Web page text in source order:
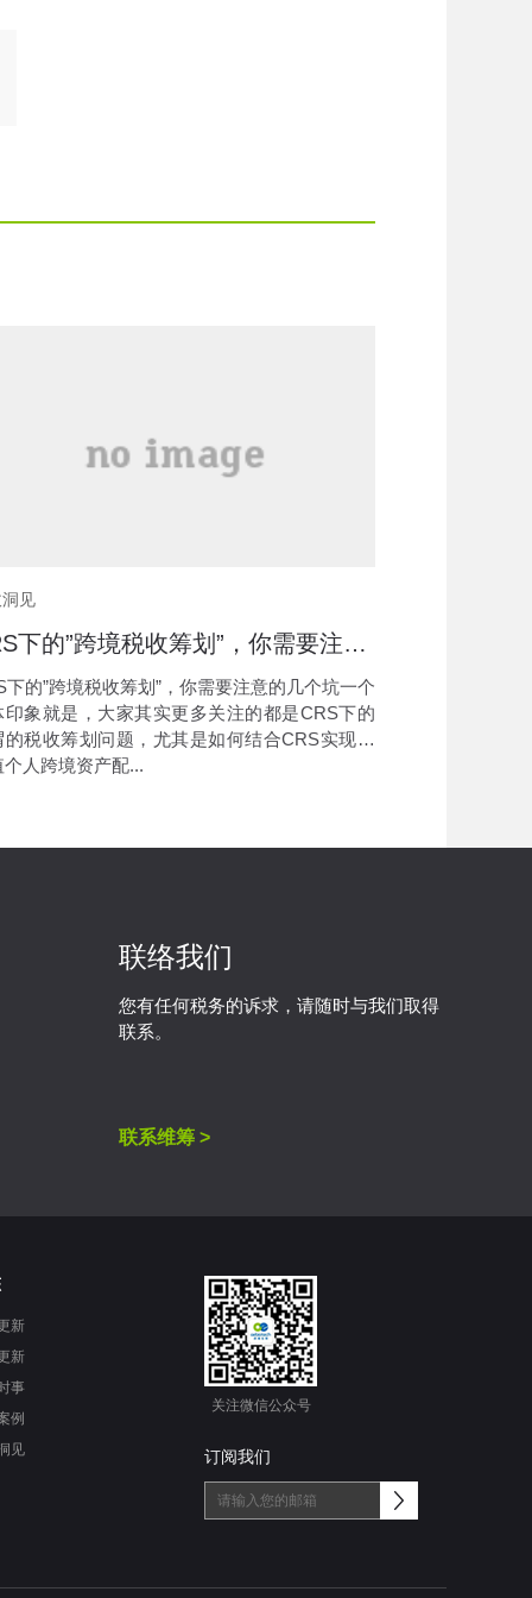
见
CRS下的”跨境税收筹划”，你需要注意的几个坑
下的”跨境税收筹划”，你需要注意的几个坑一个
印象就是，大家其实更多关注的都是CRS下的
的税收筹划问题，尤其是如何结合CRS实现高
个人跨境资产配...
联络我们
您有任何税务的诉求，请随时与我们取得
联系。
联系维筹 >
新
新
事
例
见
关注微信公众号
订阅我们